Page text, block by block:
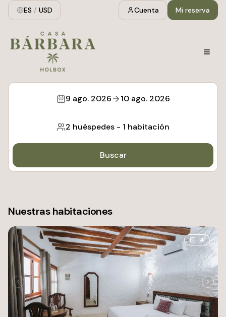
ES / USD Cuenta Mi reserva
9 ago. 2026 10 ago. 2026
2 huéspedes - 1 habitación
Buscar
Nuestras habitaciones
4